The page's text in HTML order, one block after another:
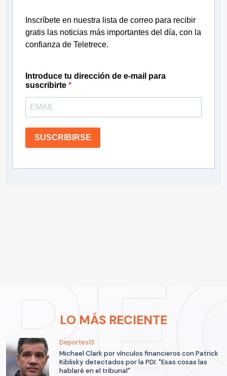
Inscríbete en nuestra lista de correo para recibir
gratis las noticias más importantes del día, con la
confianza de Teletrece.
Introduce tu dirección de e-mail para
suscribirte
SUSCRIBIRSE
LO MÁS RECIENTE
Deportes13
Michael Clark por vínculos financieros con Patrick
Kiblisky detectados por la PDI: "Esas cosas las
hablaré en el tribunal"